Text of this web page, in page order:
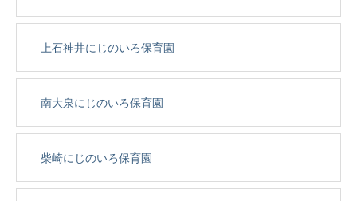
上石神井にじのいろ保育園
南大泉にじのいろ保育園
柴崎にじのいろ保育園